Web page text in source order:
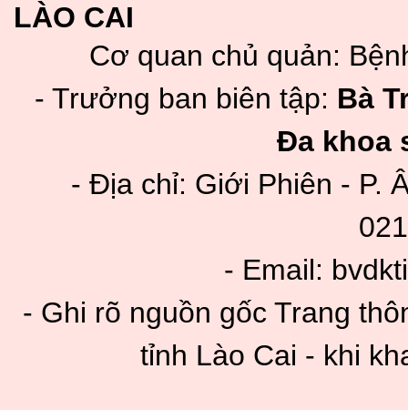
LÀO CAI
Cơ quan chủ quản:
- Trưởng ban biên tập: Bà
Đa khoa
- Địa chỉ: Giới Phiên - P.
- Email:
- Ghi rõ nguồn gốc Trang
tỉnh Lào Cai - khi